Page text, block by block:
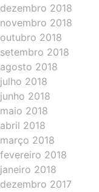
dezembro 2018
novembro 2018
outubro 2018
setembro 2018
agosto 2018
julho 2018
junho 2018
maio 2018
abril 2018
março 2018
fevereiro 2018
janeiro 2018
dezembro 2017